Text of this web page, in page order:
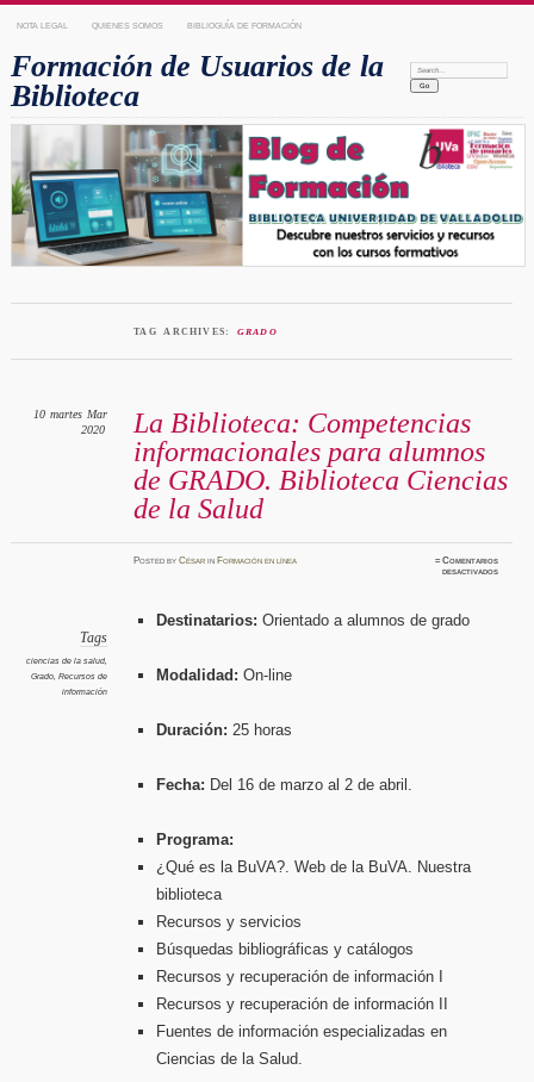
NOTA LEGAL QUIENES SOMOS BIBLIOGUÍA DE FORMACIÓN
Formación de Usuarios de la
Biblioteca
Search:
TAG ARCHIVES: GRADO
La Biblioteca: Competencias
informacionales para alumnos
de GRADO. Biblioteca Ciencias
de la Salud
10 martes Mar
2020
PostedbyCésar inFormación en línea ≈Comentarios
desactivadosen
Tags
ciencias de la salud,
Grado, Recursos de
información
Destinatarios:Orientado a alumnos de grado
Modalidad:On-line
Duración: 25 horas
Fecha: Del 16 de marzo al 2 de abril.
Programa:
¿Qué es la BuVA?. Web de la BuVA. Nuestra
biblioteca
Recursos y servicios
Búsquedas bibliográficas y catálogos
Recursos y recuperación de información I
Recursos y recuperación de información II
Fuentes de información especializadas en
Ciencias de la Salud.